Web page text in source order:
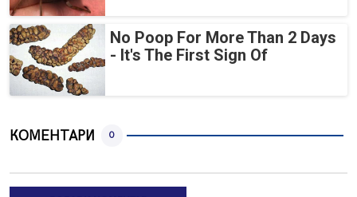
No Poop For More Than 2 Days
- It's The First Sign Of
КОМЕНТАРИ 0